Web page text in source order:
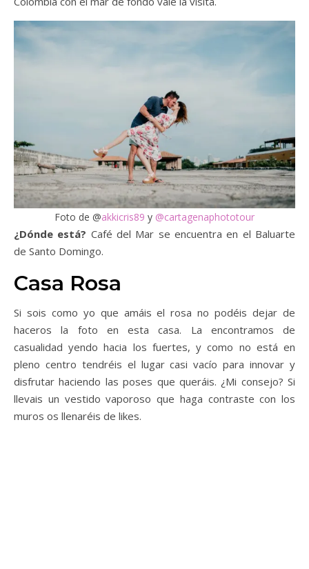
Foto de @akkicris89 y @cartagenaphototour
¿Dónde está? Café del Mar se encuentra en el Baluarte
de Santo Domingo.
Casa Rosa
Si sois como yo que amáis el rosa no podéis dejar de
haceros la foto en esta casa. La encontramos de
casualidad yendo hacia los fuertes, y como no está en
pleno centro tendréis el lugar casi vacío para innovar y
disfrutar haciendo las poses que queráis. ¿Mi consejo? Si
llevais un vestido vaporoso que haga contraste con los
muros os llenaréis de likes.